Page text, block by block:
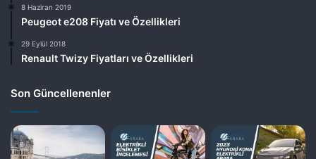
8 Haziran 2019
Peugeot e208 Fiyatı ve Özellikleri
29 Eylül 2018
Renault Twizy Fiyatları ve Özellikleri
Son Güncellenenler